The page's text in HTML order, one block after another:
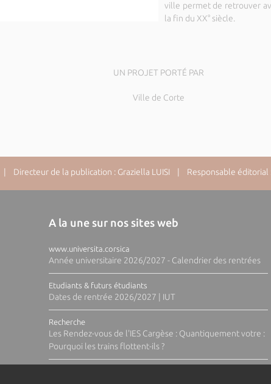
ville permet de retrouver
la fin du XX° siècle.
UN PROJET PORTÉ PAR
Ville de Corte
| Directeur de la publication : Graziella LUISI | Responsable éditorial :
A la une sur nos sites web
www.universita.corsica
Année universitaire 2026/2027 - Calendrier des rentrées
Etudiants & futurs étudiants
Dates de rentrée 2026/2027 | IUT
Recherche
Les Rendez-vous de l'IES Cargèse : Quantiquement votre :
Pourquoi les trains flottent-ils ?